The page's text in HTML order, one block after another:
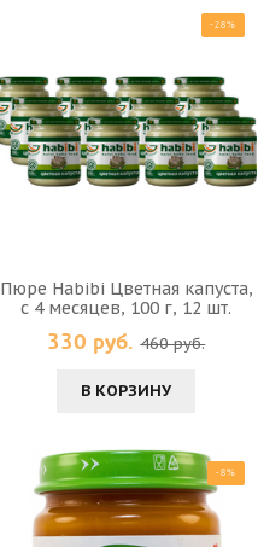
-28%
Пюре Habibi Цветная капуста,
с 4 месяцев, 100 г, 12 шт.
330 руб. 460 руб.
В КОРЗИНУ
-8%